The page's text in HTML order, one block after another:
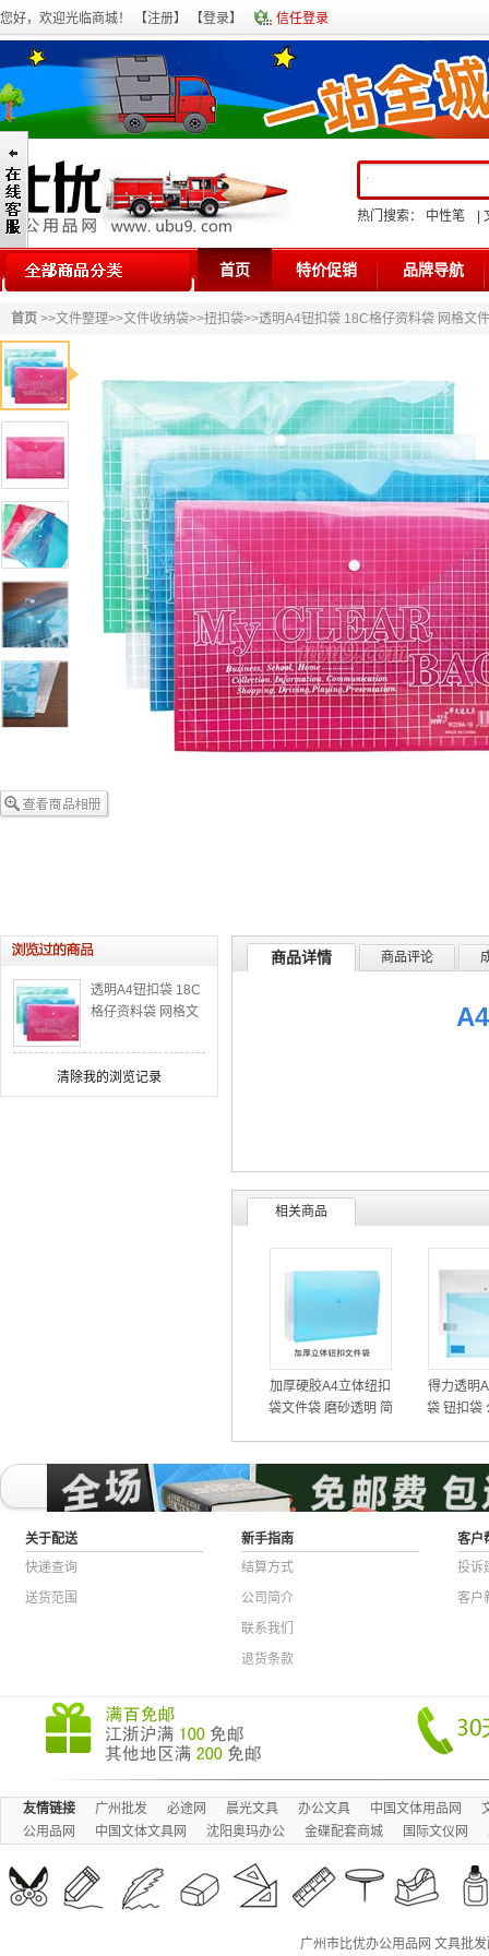
您好，欢迎光临商城！ 【注册】 【登录】 信任登录
热门搜索： 中性笔
首页 特价促销 品牌导航
首页 >>文件整理>>文件收纳袋>>扭扣袋>>透明A4钮扣袋 18C格仔资料袋 网格文
透明A4钮扣袋 18C
格仔资料袋 网格文
清除我的浏览记录
商品详情 商品评论
相关商品
加厚硬胶A4立体纽扣
袋文件袋 磨砂透明 简
得力透明
袋 钮扣袋
关于配送
快递查询
送货范围
新手指南
结算方式
公司简介
联系我们
退货条款
客户
投诉
客户
友情链接 广州批发 必途网 晨光文具 办公文具 中国文体用品网
公用品网
中国文体文具网 沈阳奥玛办公 金碟配套商城 国际文仪网
广州市比优办公用品网 文具批